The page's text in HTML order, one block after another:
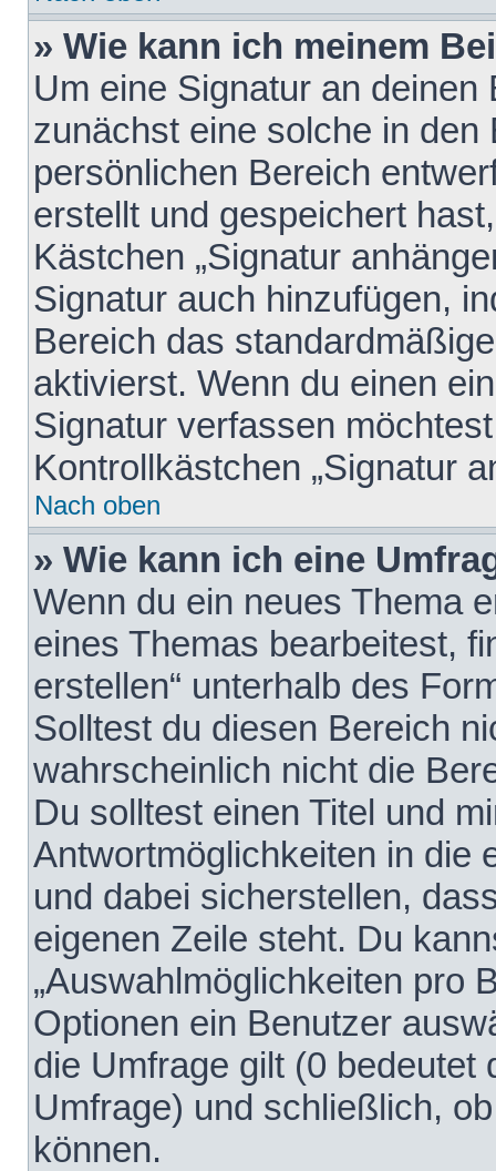
» Wie kann ich meinem
Um eine Signatur an
zunächst eine solche in den
persönlichen Bereich
erstellt und gespeichert
Kästchen „Signatur
Signatur auch hinzufügen,
Bereich das
aktivierst. Wenn du einen
Signatur verfassen
Kontrollkästchen „Signatur
Nach oben
» Wie kann ich eine
Wenn du ein neues Thema
eines Themas bearbeitest,
erstellen“ unterhalb des
Solltest du diesen Bereich
wahrscheinlich nicht die
Du solltest einen Titel und
Antwortmöglichkeiten in die
und dabei sicherstellen,
eigenen Zeile steht. Du
„Auswahlmöglichkeiten pro
Optionen ein Benutzer
die Umfrage gilt (0 bedeutet
Umfrage) und schließlich,
können.